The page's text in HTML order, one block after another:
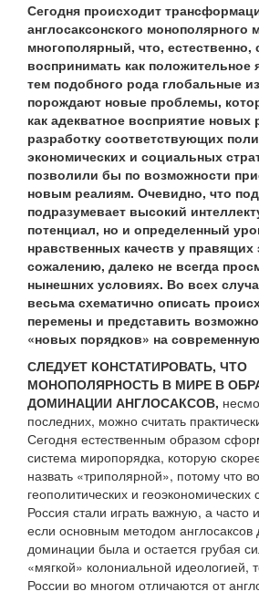
Сегодня происходит
англосаксонского монополярного
многополярный, что, естественно,
воспринимать как положительное
тем подобного рода глобальные
порождают новые проблемы,
как адекватное восприятие новых
разработку соответствующих
экономических и социальных
позволили бы по возможности
новым реалиям. Очевидно, что
подразумевает высокий
потенциал, но и определенный
нравственных качеств у правящих
сожалению, далеко не всегда
нынешних условиях. Во всех
весьма схематично описать
перемены и представить
«новых порядков» на
СЛЕДУЕТ КОНСТАТИРОВАТЬ, ЧТО
МОНОПОЛЯРНОСТЬ В МИРЕ В
ДОМИНАЦИИ АНГЛОСАКСОВ,
последних, можно считать
Сегодня естественным образом
система миропорядка, которую
назвать «триполярной», потому что
геополитических и
Россия стали играть важную, а
если основным методом англосаксов
доминации была и остается грубая
«мягкой» колониальной идеологией,
России во многом отличаются от